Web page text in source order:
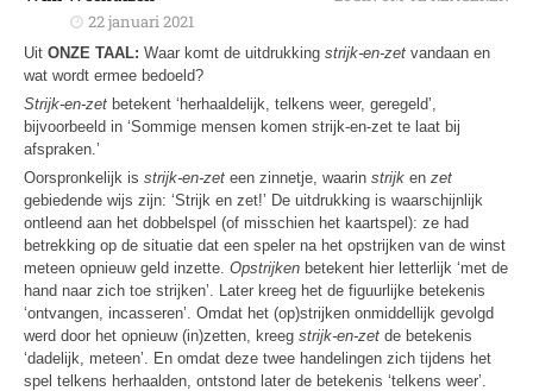
22 januari 2021
Uit ONZE TAAL: Waar komt de uitdrukking strijk-en-zet vandaan en
wat wordt ermee bedoeld?
Strijk-en-zet betekent ‘herhaaldelijk, telkens weer, geregeld’,
bijvoorbeeld in ‘Sommige mensen komen strijk-en-zet te laat bij
afspraken.’
Oorspronkelijk is strijk-en-zet een zinnetje, waarin strijk en zet
gebiedende wijs zijn: ‘Strijk en zet!’ De uitdrukking is waarschijnlijk
ontleend aan het dobbelspel (of misschien het kaartspel): ze had
betrekking op de situatie dat een speler na het opstrijken van de winst
meteen opnieuw geld inzette. Opstrijken betekent hier letterlijk ‘met de
hand naar zich toe strijken’. Later kreeg het de figuurlijke betekenis
‘ontvangen, incasseren’. Omdat het (op)strijken onmiddellijk gevolgd
werd door het opnieuw (in)zetten, kreeg strijk-en-zet de betekenis
‘dadelijk, meteen’. En omdat deze twee handelingen zich tijdens het
spel telkens herhaalden, ontstond later de betekenis ‘telkens weer’.